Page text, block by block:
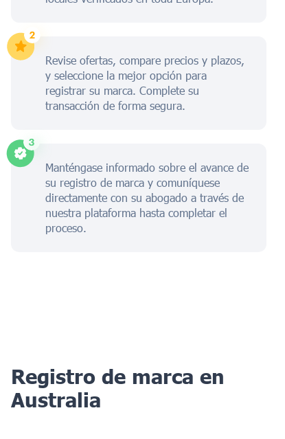
Revise ofertas, compare precios y plazos,
y seleccione la mejor opción para
registrar su marca. Complete su
transacción de forma segura.
Manténgase informado sobre el avance de
su registro de marca y comuníquese
directamente con su abogado a través de
nuestra plataforma hasta completar el
proceso.
Registro de marca en
Australia